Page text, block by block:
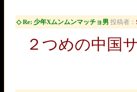
◇ Re: 少年Xムンムンマッチョ男 投稿者：
２つめの中国